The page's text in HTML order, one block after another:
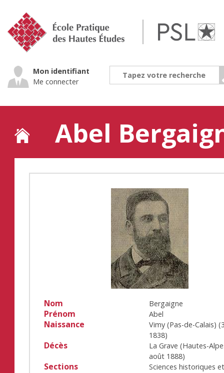
navigation
Mon identifiant
Me connecter
Abel
Back
Nom Bergaigne
Prénom Abel
Naissance Vimy (Pas-de-Calais) (
1838)
Décès
La Grave (Hautes-
août 1888)
Sections
Sciences historiques